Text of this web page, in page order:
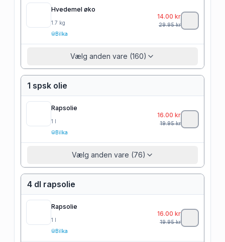
Hvedemel øko
1.7 kg
Bilka
14.00 kr
29.95kr
Vælg anden vare (160)
1 spsk olie
Rapsolie
1 l
Bilka
16.00 kr
19.95kr
Vælg anden vare (76)
4 dl rapsolie
Rapsolie
1 l
Bilka
16.00 kr
19.95kr